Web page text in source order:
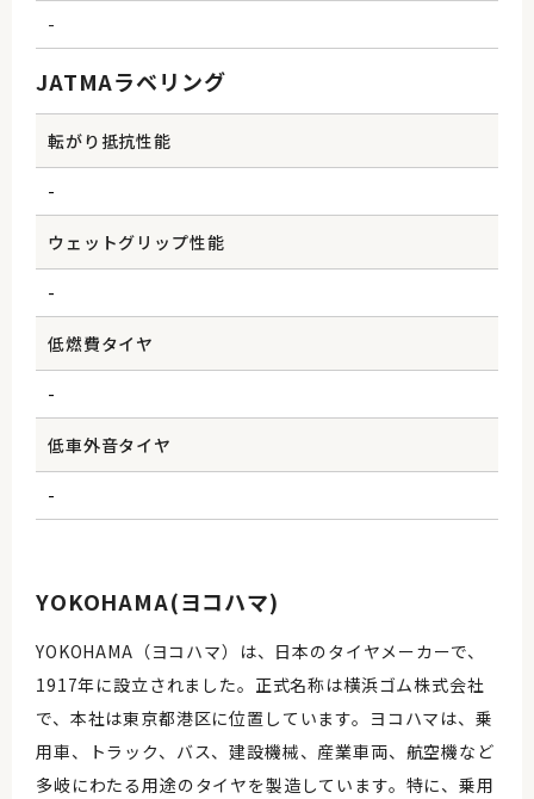
-
JATMAラベリング
転がり抵抗性能
-
ウェットグリップ性能
-
低燃費タイヤ
-
低車外音タイヤ
-
YOKOHAMA(ヨコハマ)
YOKOHAMA（ヨコハマ）は、日本のタイヤメーカーで、
1917年に設立されました。正式名称は横浜ゴム株式会社
で、本社は東京都港区に位置しています。ヨコハマは、乗
用車、トラック、バス、建設機械、産業車両、航空機など
多岐にわたる用途のタイヤを製造しています。特に、乗用